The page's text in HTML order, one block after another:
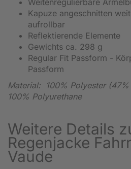
Kapuze angeschnitten
aufrollbar
Reflektierende Elemente
Gewichts ca. 298 g
Regular Fit Passform -
Passform
Material: 100% Polyester
100% Polyurethane
Weitere Details
Regenjacke
Vaude